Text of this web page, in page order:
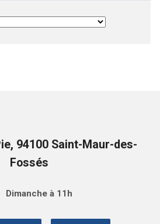
94100 Saint-Maur-des-
Fossés
Dimanche à 11h